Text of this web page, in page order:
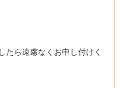
たら遠慮なくお申し付けく